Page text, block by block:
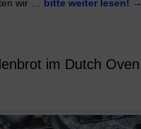
wir … bitte weiter lesen! →
im Dutch Oven